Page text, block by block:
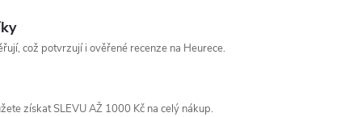
což potvrzují i ověřené recenze na Heurece.
získat SLEVU AŽ 1000 Kč na celý nákup.